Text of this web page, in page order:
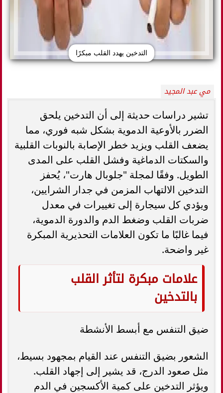
التدخين يهدد القلب مبكرًا
مي عبد المجيد
تشير دراسات حديثة إلى أن التدخين يلحق
الضرر بالأوعية الدموية بشكل شبه فوري، مما
يضعف القلب ويزيد خطر الإصابة بالنوبات القلبية
والسكتات الدماغية وفشل القلب على المدى
الطويل. وفقًا لمجلة "جلوبال هارت"، يُحفز
التدخين الالتهاب المزمن في جدار الشرايين،
ويؤدي كل سيجارة إلى تغييرات في معدل
ضربات القلب وضغط الدم والدورة الدموية،
فيما غالبًا ما تكون العلامات التحذيرية المبكرة
غير واضحة.
علامات مبكرة لتأثر القلب
بالتدخين
ضيق التنفس مع أبسط الأنشطة
الشعور بضيق التنفس عند القيام بمجهود بسيط،
مثل صعود الدرج، قد يشير إلى إجهاد القلب.
ويؤثر التدخين على كمية الأكسجين في الدم